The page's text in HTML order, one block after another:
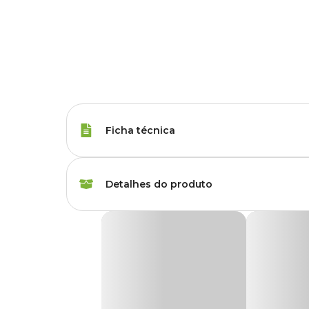
Ficha técnica
Quantidade 30 unidades
Detalhes do produto